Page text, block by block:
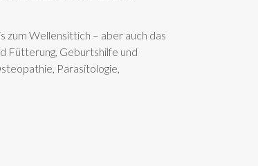
zum Wellensittich – aber auch das
Fütterung, Geburtshilfe und
Parasitologie,